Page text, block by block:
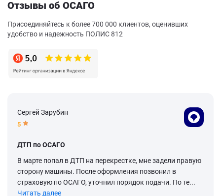
Отзывы об ОСАГО
Присоединяйтесь к более 700 000 клиентов, оценивших
удобство и надежность ПОЛИС 812
Сергей Зарубин
5
ДТП по ОСАГО
В марте попал в ДТП на перекрестке, мне задели правую
сторону машины. После оформления позвонил в
страховую по ОСАГО, уточнил порядок подачи. По те...
Читать далее